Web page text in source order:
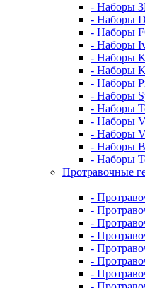
- Наборы
- Наборы
- Наборы
- Наборы
- Наборы
- Наборы
- Наборы
- Наборы
- Наборы
- Наборы
- Наборы
- Наборы
- Наборы
Протравочные
-
-
-
-
-
-
-